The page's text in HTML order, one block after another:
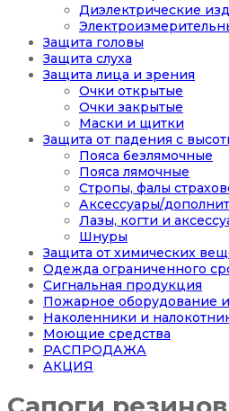
Диэлектрические
Защита головы
Защита слуха
Защита лица и зрения
Очки открытые
Очки закрытые
Маски и щитки
Защита от падения с
Пояса безлямочные
Пояса лямочные
Стропы, фалы
Аксессуары/
Лазы, когти и
Шнуры
Защита от химических
Одежда ограниченного
Сигнальная продукция
Пожарное оборудование
Наколенники и
Моющие средства
РАСПРОДАЖА
АКЦИЯ